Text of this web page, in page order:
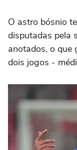
O astro bósnio
disputadas pela
anotados, o que
dois jogos -